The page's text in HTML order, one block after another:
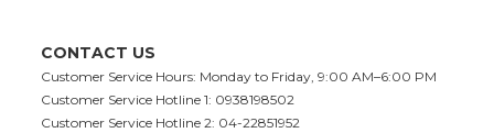
CONTACT US
Customer Service Hours: Monday to Friday, 9:00 AM–6:00 PM
Customer Service Hotline 1: 0938198502
Customer Service Hotline 2: 04-22851952